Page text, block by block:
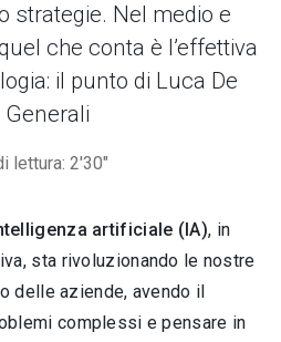
strategie. Nel medio e
che conta è l’effettiva
il punto di Luca De
lettura: 2'30"
artificiale (IA), in
sta rivoluzionando le nostre
delle aziende, avendo il
complessi e pensare in